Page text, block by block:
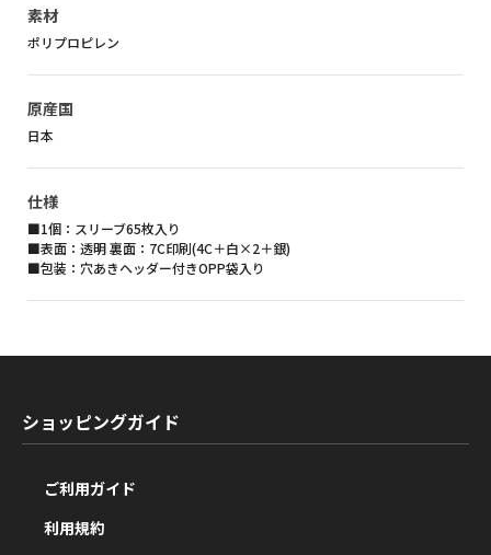
素材
ポリプロピレン
原産国
日本
仕様
■1個：スリーブ65枚入り
■表面：透明 裏面：7C印刷(4C＋白×2＋銀)
■包装：穴あきヘッダー付きOPP袋入り
ショッピングガイド
ご利用ガイド
利用規約